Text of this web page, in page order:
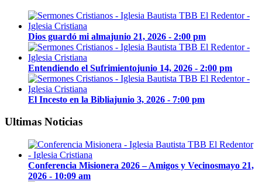
Dios guardó mi almajunio 21, 2026 - 2:00 pm
Entendiendo el Sufrimientojunio 14, 2026 - 2:00 pm
El Incesto en la Bibliajunio 3, 2026 - 7:00 pm
Ultimas Noticias
Conferencia Misionera 2026 – Amigos y Vecinosmayo 21,
2026 - 10:09 am